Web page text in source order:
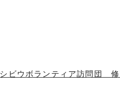
ビウボランティア訪問団 修